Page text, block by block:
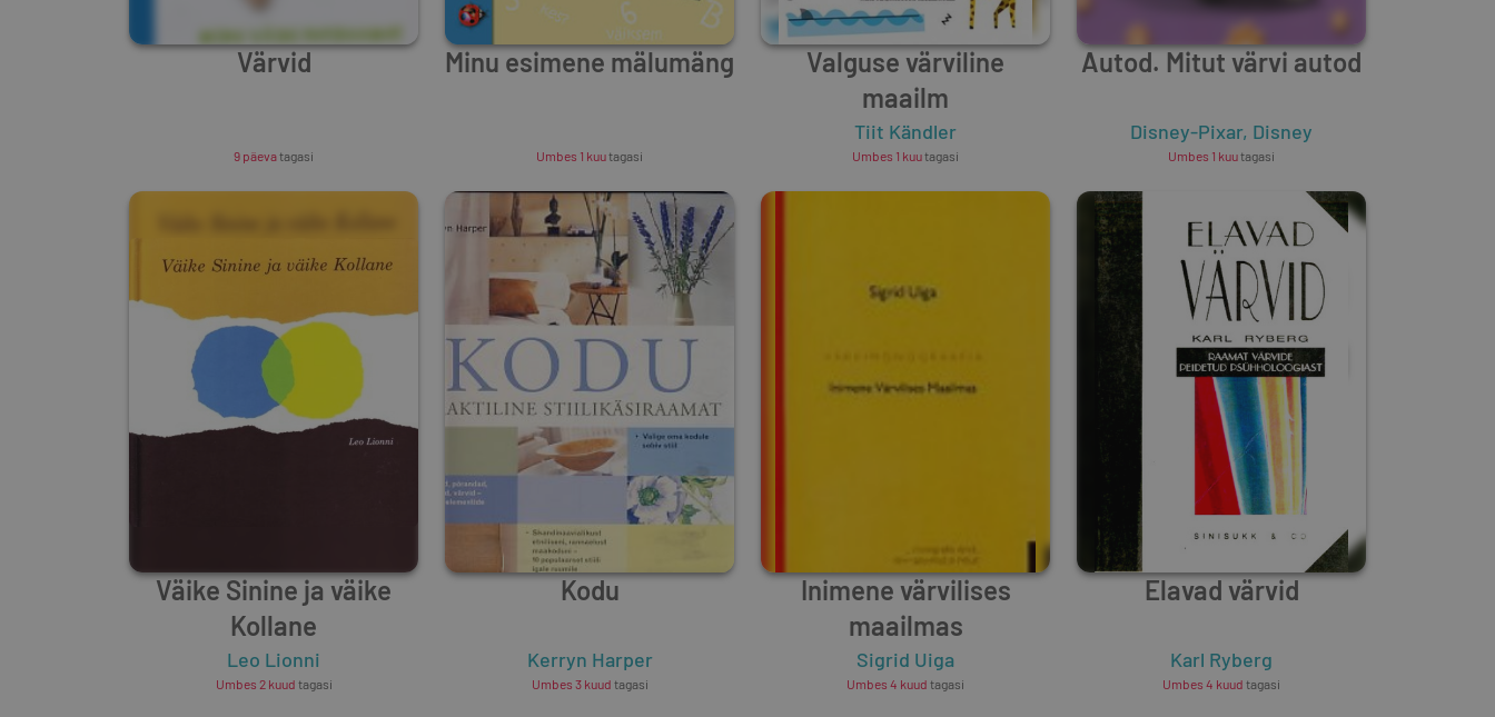
Värvid
9 päevatagasi
Minu esimene mälumäng
Umbes 1 kuutagasi
Valguse värviline
maailm
Tiit Kändler
Umbes 1 kuutagasi
Autod. Mitut värvi autod
Disney-Pixar, Disney
Umbes 1 kuutagasi
Väike Sinine ja väike
Kollane
Leo Lionni
Umbes 2 kuud tagasi
Kodu
Kerryn Harper
Umbes 3 kuud tagasi
Inimene värvilises
maailmas
Sigrid Uiga
Umbes 4 kuud tagasi
Elavad värvid
Karl Ryberg
Umbes 4 kuud tagasi